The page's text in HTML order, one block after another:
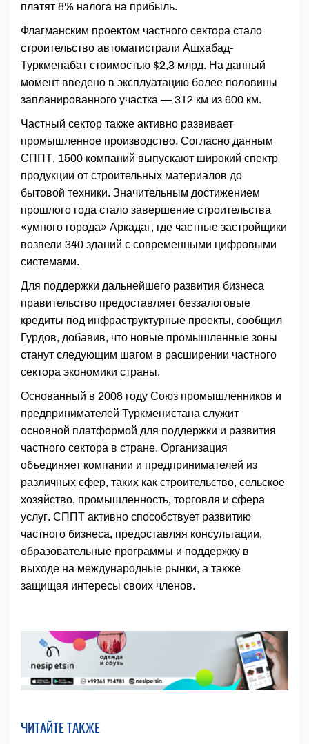
платят 8% налога на прибыль.
Флагманским проектом частного сектора стало
строительство автомагистрали Ашхабад-
Туркменабат стоимостью $2,3 млрд. На данный
момент введено в эксплуатацию более половины
запланированного участка — 312 км из 600 км.
Частный сектор также активно развивает
промышленное производство. Согласно данным
СППТ, 1500 компаний выпускают широкий спектр
продукции от строительных материалов до
бытовой техники. Значительным достижением
прошлого года стало завершение строительства
«умного города» Аркадаг, где частные застройщики
возвели 340 зданий с современными цифровыми
системами.
Для поддержки дальнейшего развития бизнеса
правительство предоставляет беззалоговые
кредиты под инфраструктурные проекты, сообщил
Гурдов, добавив, что новые промышленные зоны
станут следующим шагом в расширении частного
сектора экономики страны.
Основанный в 2008 году Союз промышленников и
предпринимателей Туркменистана служит
основной платформой для поддержки и развития
частного сектора в стране. Организация
объединяет компании и предпринимателей из
различных сфер, таких как строительство, сельское
хозяйство, промышленность, торговля и сфера
услуг. СППТ активно способствует развитию
частного бизнеса, предоставляя консультации,
образовательные программы и поддержку в
выходе на международные рынки, а также
защищая интересы своих членов.
ЧИТАЙТЕ ТАКЖЕ